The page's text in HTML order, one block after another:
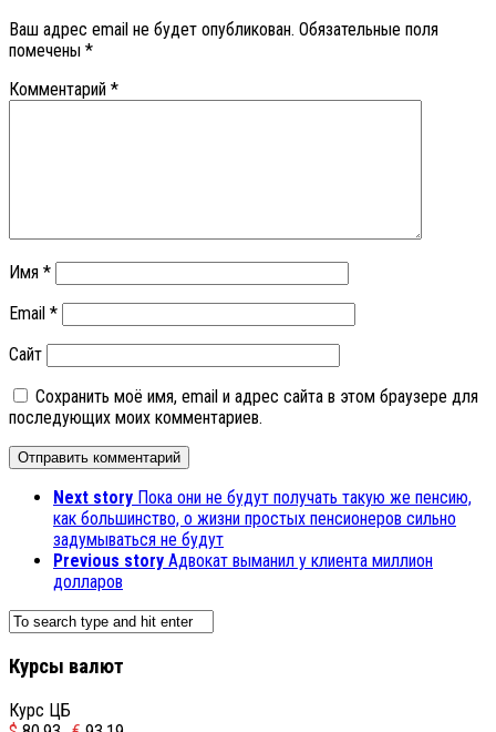
Ваш адрес email не будет опубликован. Обязательные поля
помечены *
Комментарий *
Имя *
Email *
Сайт
Сохранить моё имя, email и адрес сайта в этом браузере для
последующих моих комментариев.
Next story Пока они не будут получать такую же пенсию,
как большинство, о жизни простых пенсионеров сильно
задумываться не будут
Previous story Адвокат выманил у клиента миллион
долларов
Курсы валют
Курс ЦБ